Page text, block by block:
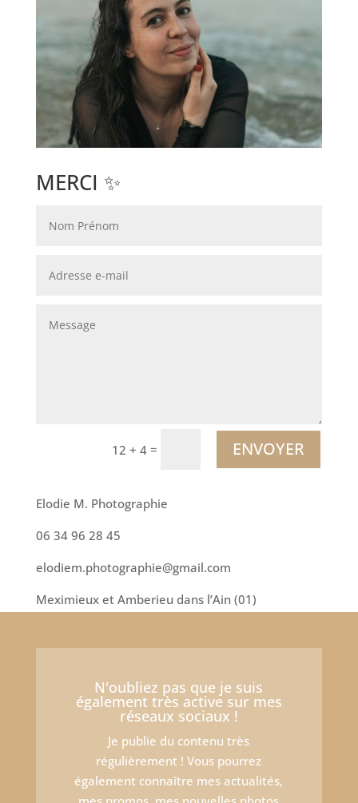
MERCI ✨
12 + 4 = ENVOYER
Elodie M. Photographie
06 34 96 28 45
elodiem.photographie@gmail.com
Meximieux et Amberieu dans l’Ain (01)
N'oubliez pas que je suis
également très active sur mes
réseaux sociaux !
Je publie du contenu très
régulièrement ! Vous pourrez
également connaître mes actualités,